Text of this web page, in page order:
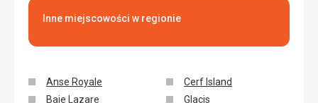
Inne miejscowości w regionie
Anse Royale
Baie Lazare
Cerf Island
Glacis